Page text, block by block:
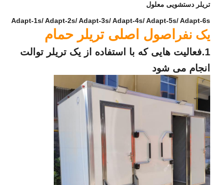
تریلر دستشویی معلول
Adapt-1s/ Adapt-2s/ Adapt-3s/ Adapt-4s/ Adapt-5s/ Adapt-6s
یک نفر اصول اصلی تریلر حمام
1. فعالیت هایی که با استفاده از یک تریلر توالت
انجام می شود